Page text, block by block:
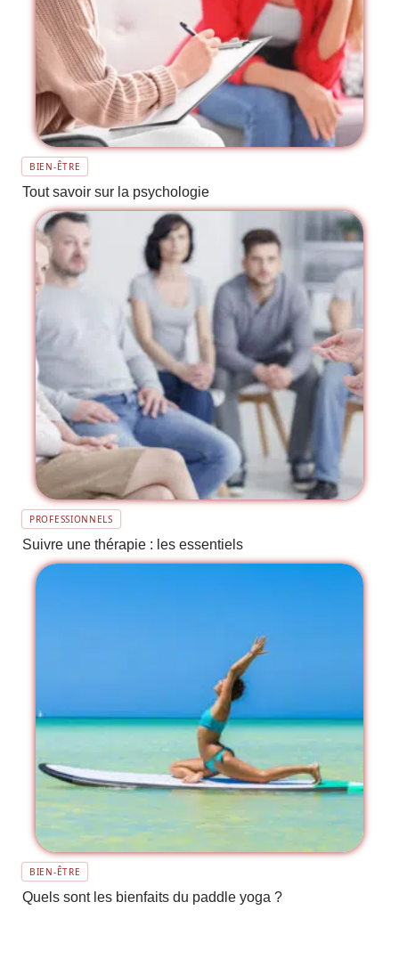
BIEN-ÊTRE
Tout savoir sur la psychologie
PROFESSIONNELS
Suivre une thérapie : les essentiels
BIEN-ÊTRE
Quels sont les bienfaits du paddle yoga ?